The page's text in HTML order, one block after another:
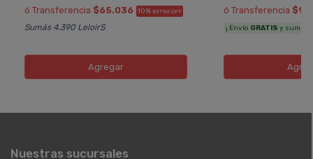
ó Transferencia $65.036 10% EXTRA OFF
Sumás 4.390 Leloir$
Agregar
ó Transferencia
¡ Envío GRATIS y sumás
Nuestras sucursales